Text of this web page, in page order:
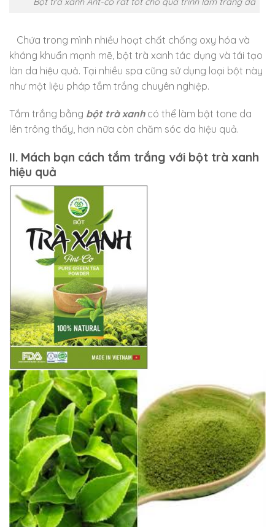
Chứa trong mình nhiều hoạt chất chống oxy hóa và
kháng khuẩn mạnh mẽ, bột trà xanh tác dụng và tái tạo
làn da hiệu quả. Tại nhiều spa cũng sử dụng loại bột này
như một liệu pháp tắm trắng chuyên nghiệp.
Tắm trắng bằng bột trà xanhcó thể làm bật tone da
lên trông thấy, hơn nữa còn chăm sóc da hiệu quả.
II. Mách bạn cách tắm trắng với bột trà xanh
hiệu quả